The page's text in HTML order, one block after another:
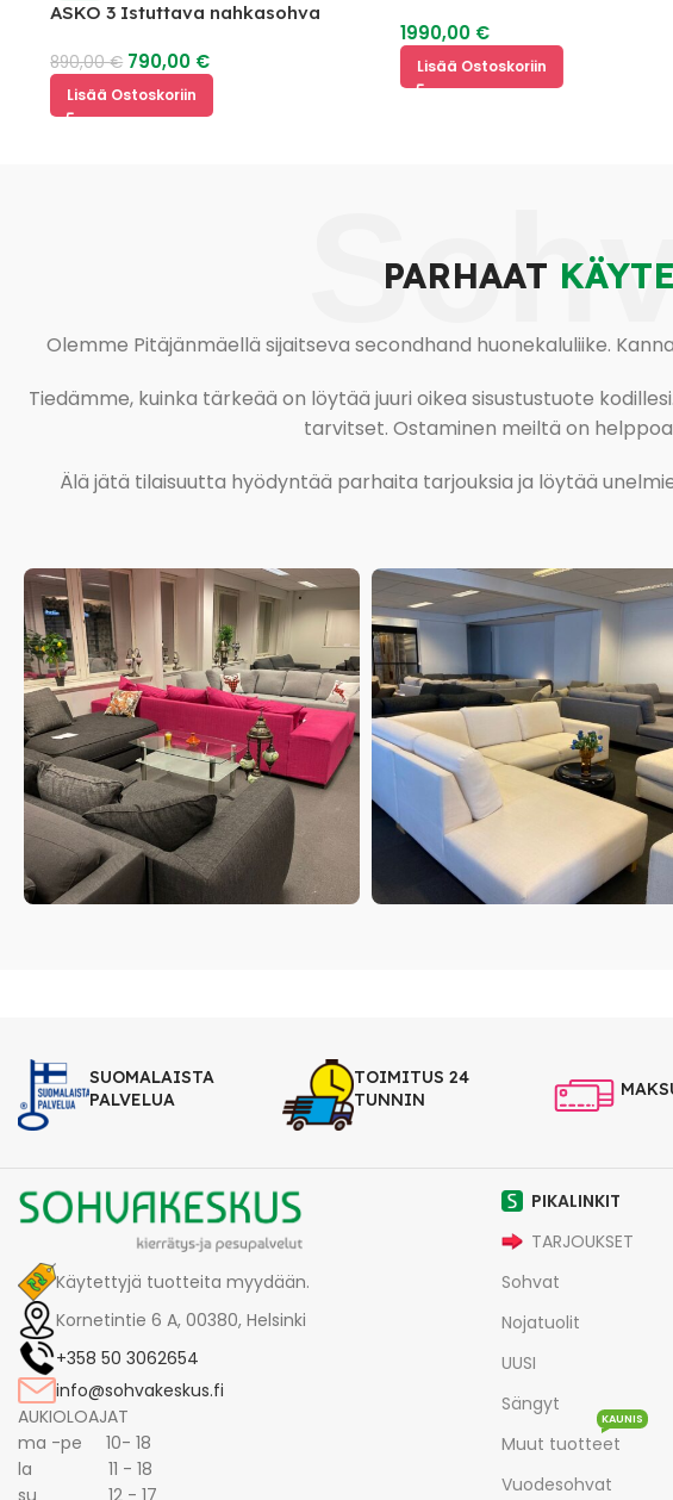
ASKO 3 Istuttava nahkasohva
890,00€ 790,00€
Lisää Ostoskoriin
1990,00€
Lisää Ostoskoriin
PARHAAT
Olemme Pitäjänmäellä sijaitseva secondhand huonekaluliike.
Tiedämme, kuinka tärkeää on löytää juuri oikea sisustustuote
tarvitset. Ostaminen meiltä on
Älä jätä tilaisuutta hyödyntää parhaita tarjouksia ja löytää
SUOMALAISTA
PALVELUA
TOIMITUS 24
TUNNIN
Käytettyjä tuotteita myydään.
Kornetintie 6 A, 00380, Helsinki
+358 50 3062654
info@sohvakeskus.fi
AUKIOLOAJAT
ma -pe 10- 18
la 11 - 18
PIKALINKIT
TARJOUKSET
Sohvat
Nojatuolit
UUSI
Sängyt
Muut tuotteet
KAUNIS
Vuodesohvat